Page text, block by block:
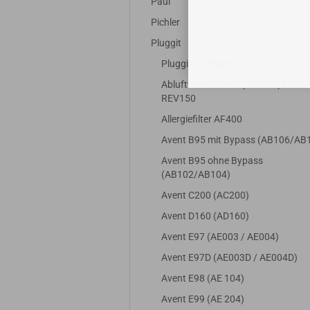
Pichler
Pluggit
Pluggit anzeigen
Abluftventil EV100 | EV200 | EV500 |
REV150
Allergiefilter AF400
Avent B95 mit Bypass (AB106/
Avent B95 ohne Bypass
(AB102/AB104)
Avent C200 (AC200)
Avent D160 (AD160)
Avent E97 (AE003 / AE004)
Avent E97D (AE003D / AE004D)
Avent E98 (AE 104)
Avent E99 (AE 204)